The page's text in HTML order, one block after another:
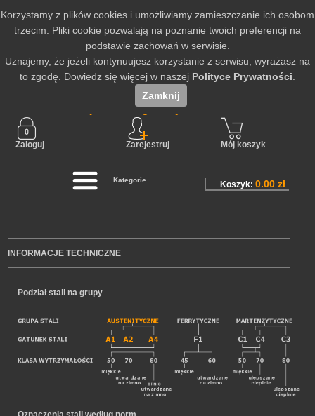
Nie jesteś zalogowany
Zaloguj Zarejestruj Mój koszyk
Kategorie
INFORMACJE TECHNICZNE
Podział stali na grupy
Koszyk:0.00 zł
Korzystamy z plików cookies i umożliwiamy zamieszczanie ich osobom
trzecim. Pliki cookie pozwalają na poznanie twoich preferencji na
podstawie zachowań w serwisie.
Uznajemy, że jeżeli kontynuujesz korzystanie z serwisu, wyrażasz na
to zgodę. Dowiedz się więcej w naszej Polityce Prywatności
Zamknij